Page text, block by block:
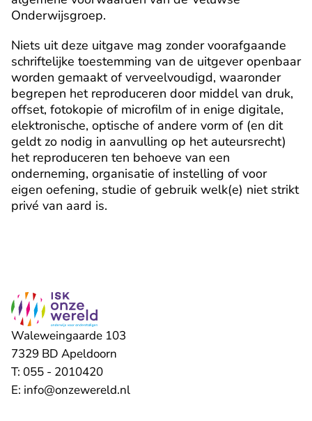
Onderwijsgroep.
Niets uit deze uitgave mag zonder voorafgaande
schriftelijke toestemming van de uitgever openbaar
worden gemaakt of verveelvoudigd, waaronder
begrepen het reproduceren door middel van druk,
offset, fotokopie of microfilm of in enige digitale,
elektronische, optische of andere vorm of (en dit
geldt zo nodig in aanvulling op het auteursrecht)
het reproduceren ten behoeve van een
onderneming, organisatie of instelling of voor
eigen oefening, studie of gebruik welk(e) niet strikt
privé van aard is.
Waleweingaarde 103
7329 BD Apeldoorn
T: 055 - 2010420
E: info@onzewereld.nl